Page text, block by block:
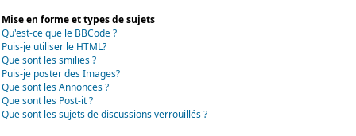
Mise en forme et types de sujets
Qu'est-ce que le BBCode ?
Puis-je utiliser le HTML?
Que sont les smilies ?
Puis-je poster des Images?
Que sont les Annonces ?
Que sont les Post-it ?
Que sont les sujets de discussions verrouillés ?